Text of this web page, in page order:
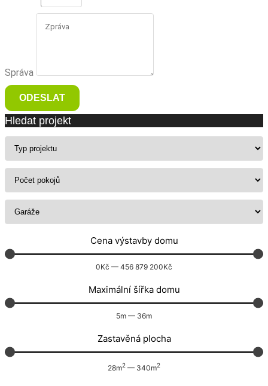
Správa
ODESLAT
Hledat projekt
Cena výstavby domu
0Kč — 456 879 200Kč
Maximální šířka domu
5m — 36m
Zastavěná plocha
28m2 — 340m2